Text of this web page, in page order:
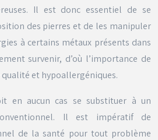
Il est donc essentiel de se
des pierres et de les manipuler
à certains métaux présents dans
survenir, d’où l’importance de
et hypoallergéniques.
en aucun cas se substituer à un
Il est impératif de
de la santé pour tout problème